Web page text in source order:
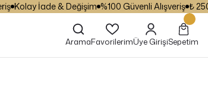
Kolay İade & Değişim %100 Güvenli Alışveriş ₺ 250
AramaFavorilerimÜye GirişiSepetim